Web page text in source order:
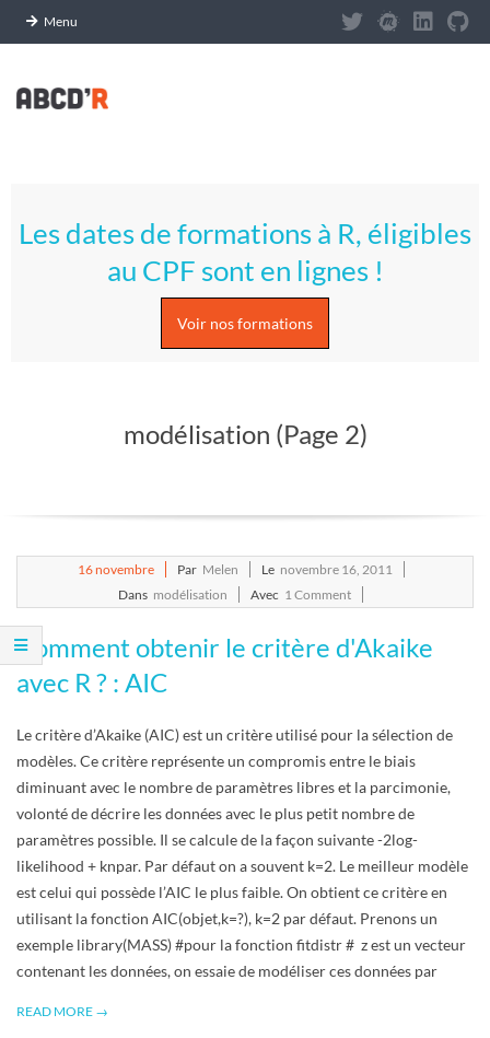
Menu
content
S
S
C
R
I
P
T
S
R
Menu
Les dates de formations à R, éligibles
au CPF sont en lignes !
Voir nos formations
modélisation (Page 2)
16novembre Par Melen Le novembre 16, 2011
Dans modélisation Avec 1 Comment
Comment obtenir le critère d'Akaike
avec R ? : AIC
Le critère d’Akaike (AIC) est un critère utilisé pour la sélection de
modèles. Ce critère représente un compromis entre le biais
diminuant avec le nombre de paramètres libres et la parcimonie,
volonté de décrire les données avec le plus petit nombre de
paramètres possible. Il se calcule de la façon suivante -2log-
likelihood + knpar. Par défaut on a souvent k=2. Le meilleur modèle
est celui qui possède l’AIC le plus faible. On obtient ce critère en
utilisant la fonction AIC(objet,k=?), k=2 par défaut. Prenons un
exemple library(MASS) #pour la fonction fitdistr # z est un vecteur
contenant les données, on essaie de modéliser ces données par
READ MORE →
Panneau de gestion des cookies